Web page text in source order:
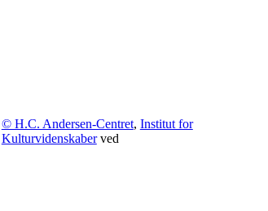
© H.C. Andersen-Centret, Institut for
Kulturvidenskaberved